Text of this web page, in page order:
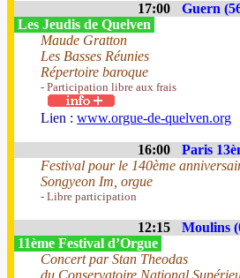
17:00 Guern
Les Jeudis de Quelven
Maude Gratton
Les Basses Réunies
Répertoire baroque
- Participation libre aux frais
Lien : www.orgue-de-quelven.org
16:00 Paris
Festival pour le 140ème
Songyeon Im, orgue
- Libre participation
12:15 Moulins
11ème Festival d’Orgue
Concert par Stan Theodas
du Conservatoire National